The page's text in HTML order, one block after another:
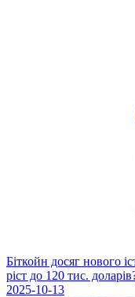
Біткойн досяг нового
ріст до 120 тис.
2025-10-13